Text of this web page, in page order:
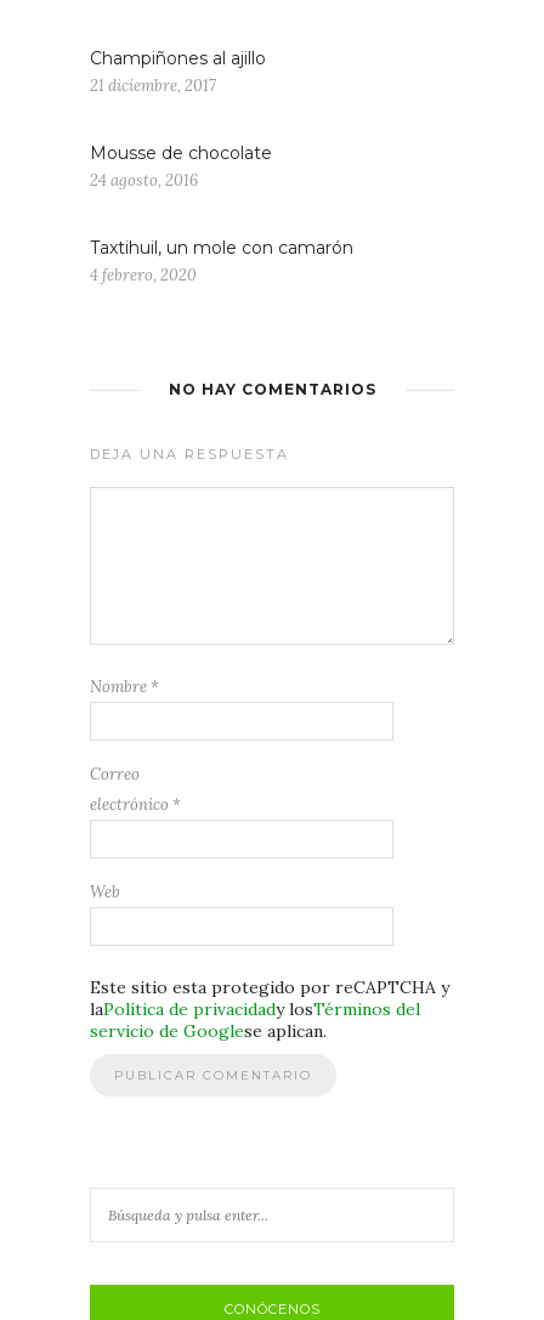
Champiñones al ajillo
21 diciembre, 2017
Mousse de chocolate
24 agosto, 2016
Taxtihuil, un mole con camarón
4 febrero, 2020
NO HAY COMENTARIOS
DEJA UNA RESPUESTA
Nombre *
Correo
electrónico *
Web
Este sitio esta protegido por reCAPTCHA y
laPolítica de privacidady losTérminos del
servicio de Googlese aplican.
CONÓCENOS